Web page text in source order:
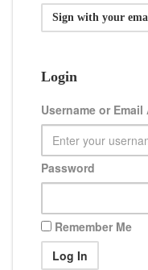
Sign with your
Login
Username or
Password
Remember Me